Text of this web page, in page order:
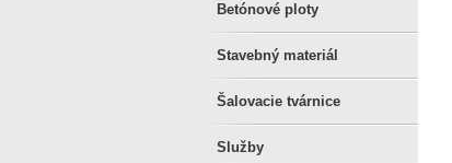
Betónové ploty
Stavebný materiál
Šalovacie tvárnice
Služby